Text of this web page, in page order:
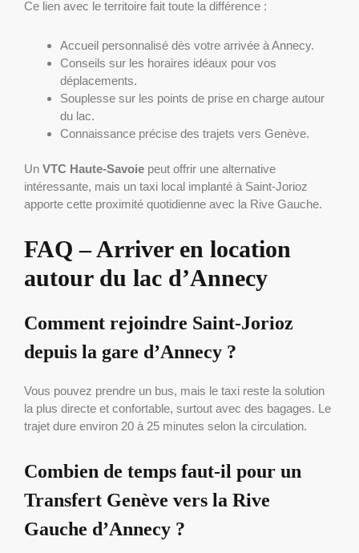
Ce lien avec le territoire fait toute la différence :
Accueil personnalisé dès votre arrivée à Annecy.
Conseils sur les horaires idéaux pour vos
déplacements.
Souplesse sur les points de prise en charge autour
du lac.
Connaissance précise des trajets vers Genève.
Un VTC Haute-Savoie peut offrir une alternative
intéressante, mais un taxi local implanté à Saint-Jorioz
apporte cette proximité quotidienne avec la Rive Gauche.
FAQ – Arriver en location
autour du lac d’Annecy
Comment rejoindre Saint-Jorioz
depuis la gare d’Annecy ?
Vous pouvez prendre un bus, mais le taxi reste la solution
la plus directe et confortable, surtout avec des bagages. Le
trajet dure environ 20 à 25 minutes selon la circulation.
Combien de temps faut-il pour un
Transfert Genève vers la Rive
Gauche d’Annecy ?